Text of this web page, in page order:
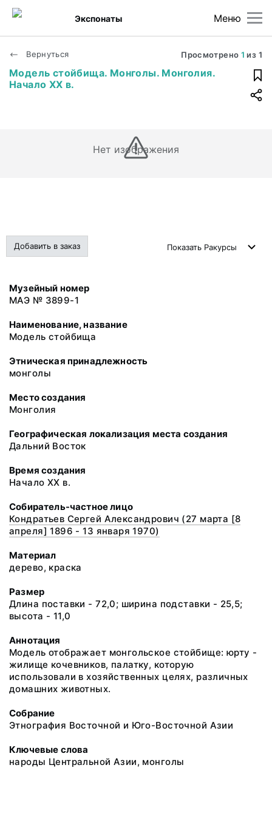
Меню
Экспонаты
Вернуться Просмотрено 1 из 1
Модель стойбища. Монголы. Монголия.
Начало XX в.
Нет изображения
Добавить в заказ Показать Ракурсы
Музейный номер
МАЭ № 3899-1
Наименование, название
Модель стойбища
Этническая принадлежность
монголы
Место создания
Монголия
Географическая локализация места создания
Дальний Восток
Время создания
Начало XX в.
Собиратель-частное лицо
Кондратьев Сергей Александрович (27 марта [8
апреля] 1896 - 13 января 1970)
Материал
дерево, краска
Размер
Длина поставки - 72,0; ширина подставки - 25,5;
высота - 11,0
Аннотация
Модель отображает монгольское стойбище: юрту -
жилище кочевников, палатку, которую
использовали в хозяйственных целях, различных
домашних животных.
Собрание
Этнография Восточной и Юго-Восточной Азии
Ключевые слова
народы Центральной Азии, монголы